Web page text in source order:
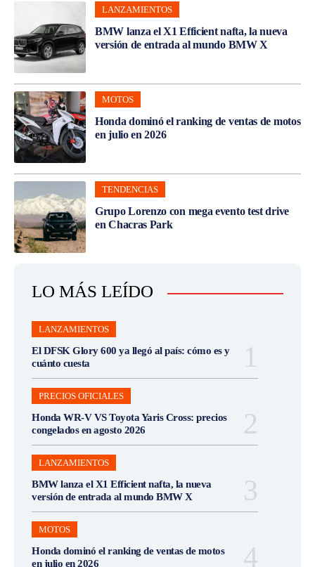
LANZAMIENTOS
BMW lanza el X1 Efficient nafta, la nueva
versión de entrada al mundo BMW X
MOTOS
Honda dominó el ranking de ventas de motos
en julio en 2026
TENDENCIAS
Grupo Lorenzo con mega evento test drive
en Chacras Park
LO MÁS LEÍDO
LANZAMIENTOS
El DFSK Glory 600 ya llegó al país: cómo es y
cuánto cuesta
PRECIOS OFICIALES
Honda WR-V VS Toyota Yaris Cross: precios
congelados en agosto 2026
LANZAMIENTOS
BMW lanza el X1 Efficient nafta, la nueva
versión de entrada al mundo BMW X
MOTOS
Honda dominó el ranking de ventas de motos
en julio en 2026